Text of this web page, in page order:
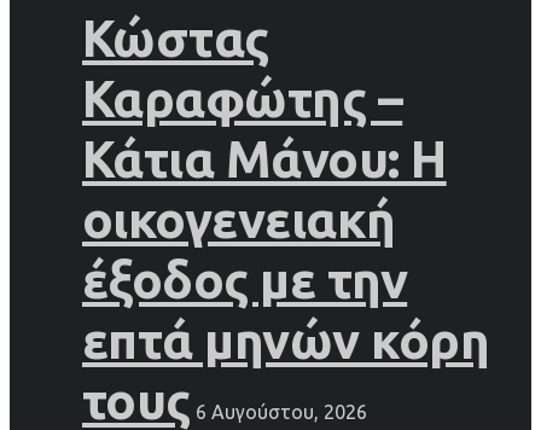
Κώστας
Καραφώτης –
Κάτια Μάνου: Η
οικογενειακή
έξοδος με την
επτά μηνών κόρη
τους 6 Αυγούστου, 2026